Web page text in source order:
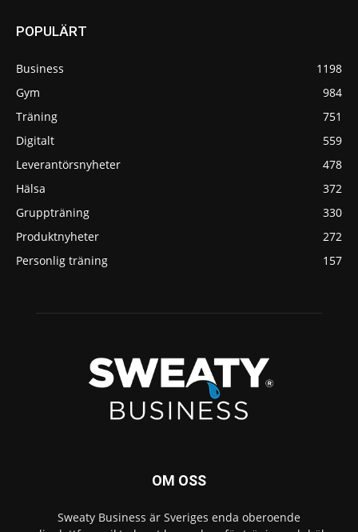
POPULÄRT
Business
1198
Gym
984
Träning
751
Digitalt
559
Leverantörsnyheter
478
Hälsa
372
Gruppträning
330
Produktnyheter
272
Personlig träning
157
OM OSS
Sweaty Business är Sveriges enda oberoende